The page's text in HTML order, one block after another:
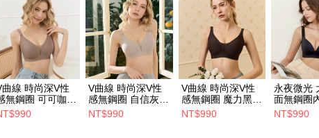
曲線 時尚深V性
無鋼圈 可可咖
3L)
V曲線 時尚深V性
感無鋼圈 自信灰
(S-3L)
NT$990
V曲線 時尚深V性
感無鋼圈 魔力黑
(S-3L)
NT$990
永夜微光
面無鋼圈
黑 (34-44)
NT$990